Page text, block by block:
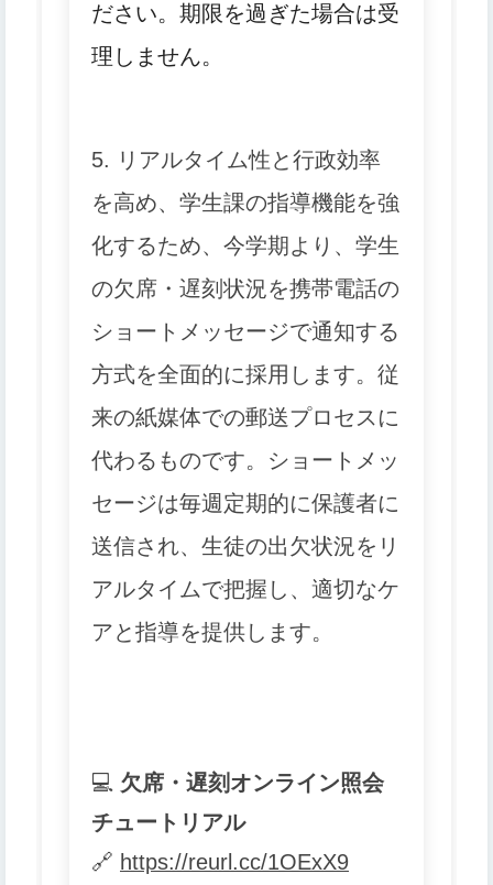
ださい。期限を過ぎた場合は受
理しません。
5. リアルタイム性と行政効率
を高め、学生課の指導機能を強
化するため、 今学期より、学生
の欠席・遅刻状況を携帯電話の
ショートメッセージで通知する
方式を全面的に採用します。 従
来の紙媒体での郵送プロセスに
代わるものです。ショートメッ
セージは毎週定期的に保護者に
送信され、 生徒の出欠状況をリ
アルタイムで把握し、適切なケ
アと指導を提供します。
💻 欠席・遅刻オンライン照会
チュートリアル
🔗 https://reurl.cc/1OExX9